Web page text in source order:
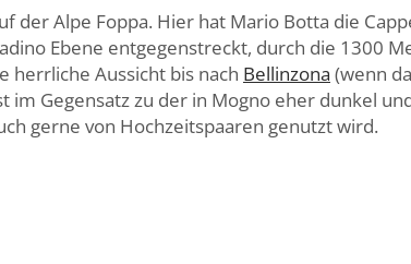
der Alpe Foppa. Hier hat Mario Botta die
Ebene entgegenstreckt, durch die 1300
herrliche Aussicht bis nach Bellinzona (wenn
im Gegensatz zu der in Mogno eher dunkel
gerne von Hochzeitspaaren genutzt wird.